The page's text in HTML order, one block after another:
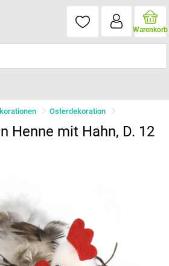
Warenkorb
Osterdekoration
Henne mit Hahn, D. 12